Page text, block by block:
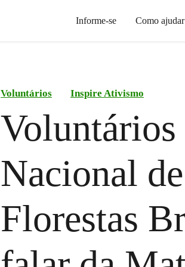
Informe-se Como ajudar
Voluntários Inspire Ativismo
Nacional
Florestas